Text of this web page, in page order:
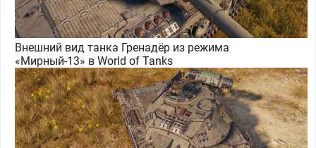
Внешний вид танка Гренадёр из режима
«Мирный-13» в World of Tanks